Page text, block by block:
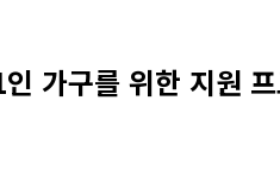
가구를 위한 지원